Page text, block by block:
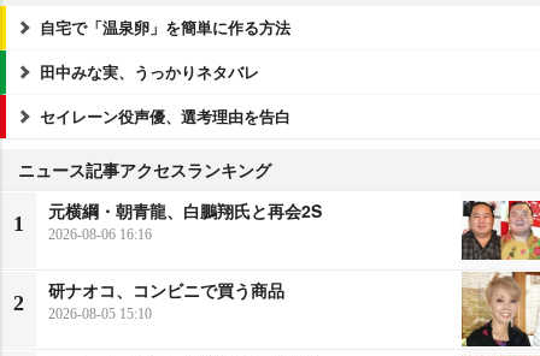
自宅で「温泉卵」を簡単に作る方法
田中みな実、うっかりネタバレ
セイレーン役声優、選考理由を告白
ニュース記事アクセスランキング
1
元横綱・朝青龍、白鵬翔氏と再会2S
2026-08-06 16:16
2
研ナオコ、コンビニで買う商品
2026-08-05 15:10